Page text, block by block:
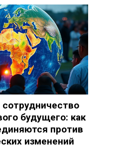
будущего: как
против
изменений